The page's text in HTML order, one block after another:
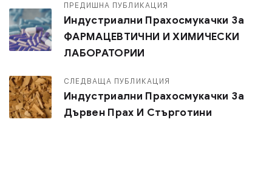
ПРЕДИШНА ПУБЛИКАЦИЯ
Индустриални Прахосмукачки За
ФАРМАЦЕВТИЧНИ И ХИМИЧЕСКИ
ЛАБОРАТОРИИ
СЛЕДВАЩА ПУБЛИКАЦИЯ
Индустриални Прахосмукачки За
Дървен Прах И Стърготини